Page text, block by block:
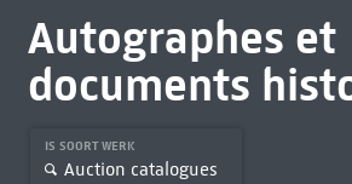
Autographes et
documents
IS SOORT WERK
Auction catalogues